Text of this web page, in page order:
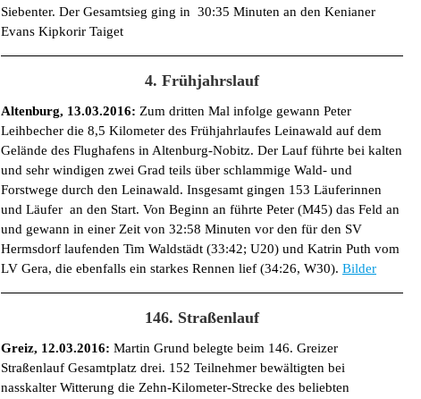
Siebenter. Der Gesamtsieg ging in 30:35 Minuten an den Kenianer
Evans Kipkorir Taiget
4. Frühjahrslauf
Altenburg, 13.03.2016: Zum dritten Mal infolge gewann Peter
Leihbecher die 8,5 Kilometer des Frühjahrlaufes Leinawald auf dem
Gelände des Flughafens in Altenburg-Nobitz. Der Lauf führte bei kalten
und sehr windigen zwei Grad teils über schlammige Wald- und
Forstwege durch den Leinawald. Insgesamt gingen 153 Läuferinnen
und Läufer an den Start. Von Beginn an führte Peter (M45) das Feld an
und gewann in einer Zeit von 32:58 Minuten vor den für den SV
Hermsdorf laufenden Tim Waldstädt (33:42; U20) und Katrin Puth vom
LV Gera, die ebenfalls ein starkes Rennen lief (34:26, W30). Bilder
146. Straßenlauf
Greiz, 12.03.2016: Martin Grund belegte beim 146. Greizer
Straßenlauf Gesamtplatz drei. 152 Teilnehmer bewältigten bei
nasskalter Witterung die Zehn-Kilometer-Strecke des beliebten